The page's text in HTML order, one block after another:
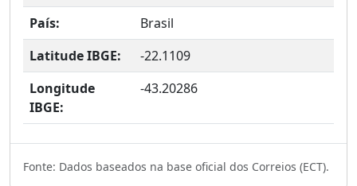
País:
Brasil
Latitude IBGE:
-22.1109
Longitude
IBGE:
-43.20286
Fonte: Dados baseados na base oficial dos Correios (ECT).